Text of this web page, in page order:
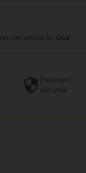
cet article au Usa
Paiement
sécurisé